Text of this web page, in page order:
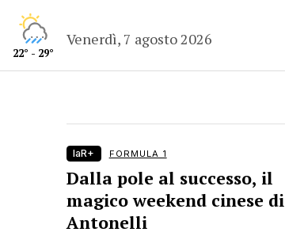
22° - 29°
Venerdì, 7 agosto 2026
laR+ FORMULA 1
Dalla pole al successo, il
magico weekend cinese di
Antonelli